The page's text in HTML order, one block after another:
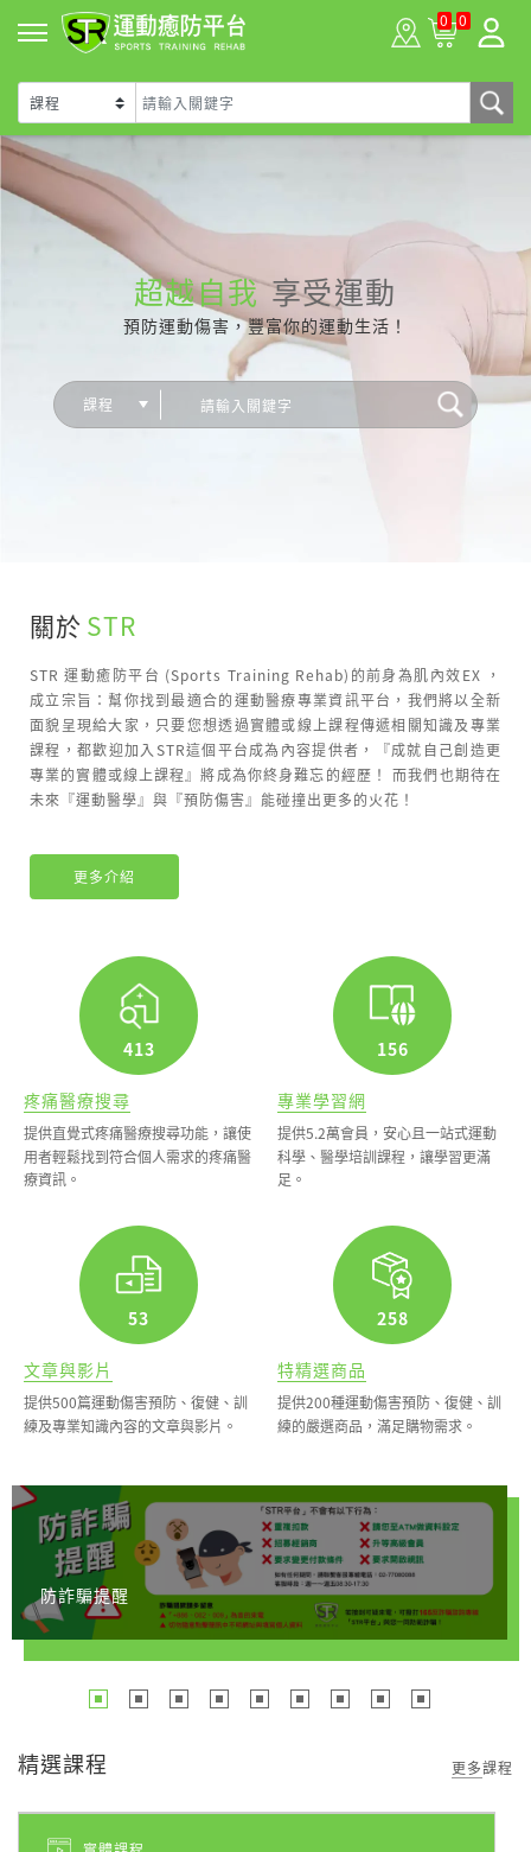
0 0
超越自我 享受運動
預防運動傷害，豐富你的運動生活！
關於 STR
STR 運動癒防平台 (Sports Training Rehab)的前身為肌內效EX ，
成立宗旨：幫你找到最適合的運動醫療專業資訊平台，我們將以全新
面貌呈現給大家，只要您想透過實體或線上課程傳遞相關知識及專業
課程，都歡迎加入STR這個平台成為內容提供者，『成就自己創造更
專業的實體或線上課程』將成為你終身難忘的經歷！ 而我們也期待在
未來『運動醫學』與『預防傷害』能碰撞出更多的火花！
更多介紹
1377
疼痛醫療搜尋
提供直覺式疼痛醫療搜尋功能，讓使
用者輕鬆找到符合個人需求的疼痛醫
療資訊。
517
專業學習網
提供5.2萬會員，安心且一站式運動
科學、醫學培訓課程，讓學習更滿
足。
173
文章與影片
提供500篇運動傷害預防、復健、訓
練及專業知識內容的文章與影片。
861
特精選商品
提供200種運動傷害預防、復健、訓
練的嚴選商品，滿足購物需求。
防詐騙提醒
精選課程 更多課程
開課中